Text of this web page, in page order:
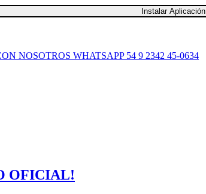
Instalar Aplicación
NOSOTROS WHATSAPP 54 9 2342 45-0634
OFICIAL!